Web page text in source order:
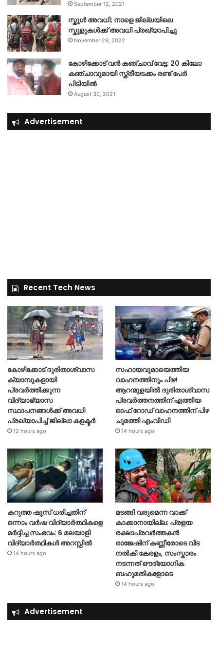
September 12, 2021
സ്കൂൾ അവധി; നാളെ ജില്ലയിലെ
സ്കൂളുകൾക്ക് അവധി പ്രഖ്യാപിച്ചു
November 28, 2022
കോഴിക്കോട് വൻ കഞ്ചാവ് വേട്ട: 20 കിലോ
കഞ്ചാവുമായി സ്ത്രീയടക്കം രണ്ട് പേർ
പിടിയിൽ
August 30, 2021
Advertisement
Recent Tech News
കോഴിക്കോട് ദുരിതാശ്വാസ
ക്യാമ്പുകളായി
പ്രവര്‍ത്തിക്കുന്ന
വിദ്യാഭ്യാസ
സ്ഥാപനങ്ങള്‍ക്ക് അവധി
പ്രഖ്യാപിച്ച് ജില്ലാ കളക്ടർ
12 hours ago
സഹായവുമായെത്തിയ
വാഹനത്തിനും പിഴ!
ആറന്മുളയില്‍ ദുരിതാശ്വാസ
പ്രവര്‍ത്തനത്തിന് എത്തിയ
ഓഫ് റോഡ് വാഹനത്തിന് പിഴ
ചുമത്തി എംവിഡി
14 hours ago
കറുത്ത ഷൂസ് ധരിച്ചതിന്
ഒന്നാം വർഷ വിദ്യാർത്ഥികളെ
മർദ്ദിച്ച സംഭവം: 6 മലയാളി
വിദ്യാർത്ഥികൾ അറസ്റ്റിൽ
14 hours ago
മടങ്ങി വരുമെന്ന വാക്ക്
കാക്കാനായില്ല; പ്രളയ
രക്ഷാപ്രവർത്തകൻ
രാജേഷിന് കണ്ണീരോടെ വിട
നൽകി കേരളം, സംസ്കാരം
നടന്നത് ഔദ്യോ​ഗിക
ബഹുമതികളോടെ
14 hours ago
Advertisement